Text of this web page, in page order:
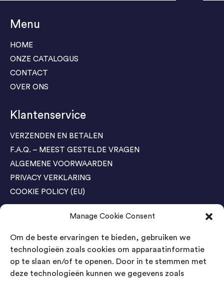
Manage Cookie Consent
Om de beste ervaringen te bieden, gebruiken we
technologieën zoals cookies om apparaatinformatie
op te slaan en/of te openen. Door in te stemmen met
deze technologieën kunnen we gegevens zoals
Menu
HOME
ONZE CATALOGUS
CONTACT
OVER ONS
Klantenservice
VERZENDEN EN BETALEN
F.A.Q. – MEEST GESTELDE VRAGEN
ALGEMENE VOORWAARDEN
PRIVACY VERKLARING
COOKIE POLICY (EU)
Agenda Trade Shows
04-05 November / SVG FAIR Winterswijk
Bestel GRATIS kaarten
Bestel GRATIS kaarten